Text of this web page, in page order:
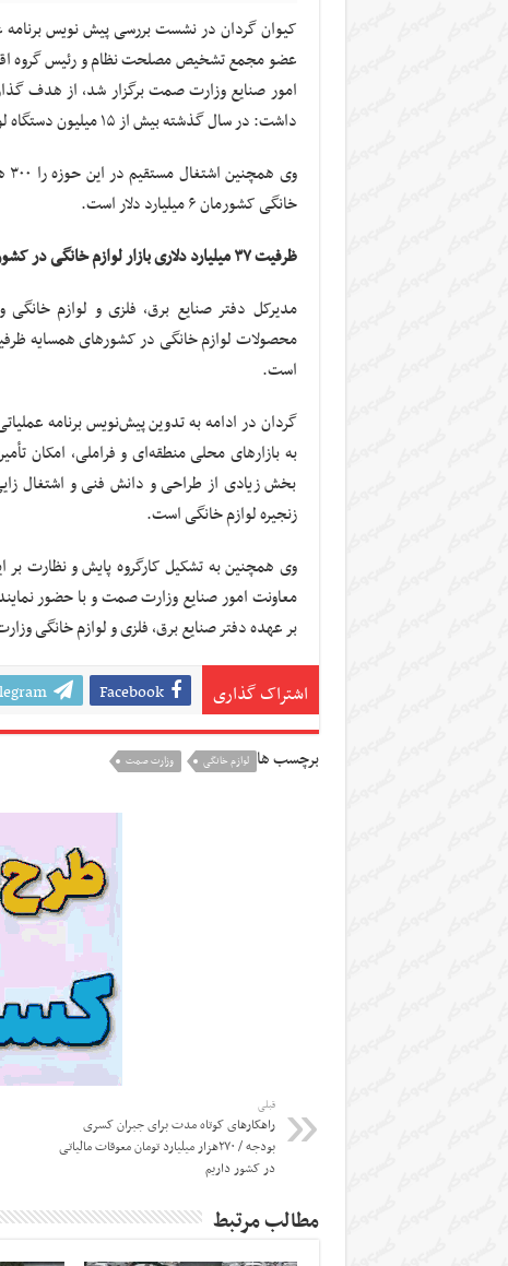
کیوان گردان در نشست بررسی پیش نویس
عضو مجمع تشخیص مصلحت نظام و رئیس گروه
داشت: در سال گذشته بیش از ۱۵ میلیون دستگاه لوازم خانگی تولید شد.
خانگی کشورمان ۶ میلیارد دلار است.
ظرفیت ۳۷ میلیارد دلاری بازار لوازم خانگی در کشورهای همسایه
محصولات لوازم خانگی در کشورهای همسایه
است.
گردان در ادامه به تدوین پیش‌نویس برنامه
به بازارهای محلی منطقه‌ای و فراملی، امکان
بخش زیادی از طراحی و دانش فنی و اشتغال
زنجیره لوازم خانگی است.
وی همچنین به تشکیل کارگروه پایش و نظارت بر
معاونت امور صنایع وزارت صمت و با حضور
بر عهده دفتر صنایع برق، فلزی و لوازم خانگی
اشتراک گذاری Facebook
برچسب ها لوازم خانگی وزارت صمت
قبلی
راهکارهای کوتاه مدت برای جبران کسری
بودجه / ۲۷۰هزار میلیارد تومان معوقات مالیاتی
در کشور داریم
مطالب مرتبط